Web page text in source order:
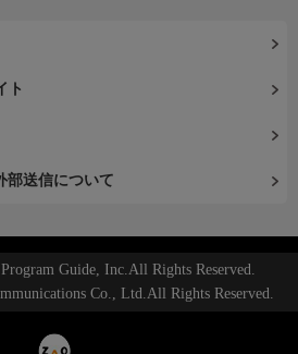
ト
部送信について
Guide, Inc.All Rights Reserved.
Co., Ltd.All Rights Reserved.